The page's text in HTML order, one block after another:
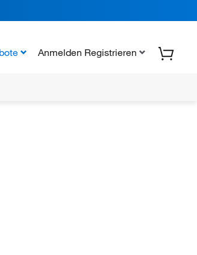
Anmelden Registrieren